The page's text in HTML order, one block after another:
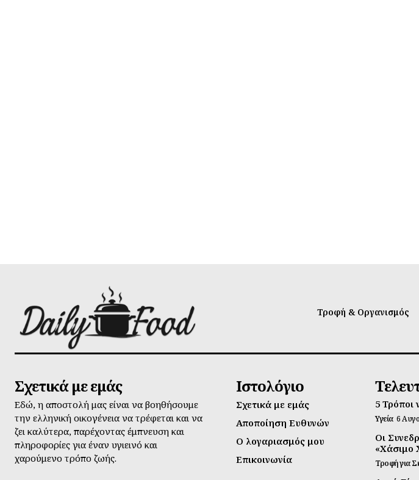
Τροφή & Οργανισμός
Σχετικά με εμάς
Εδώ, η αποστολή μας είναι να βοηθήσουμε
την ελληνική οικογένεια να τρέφεται και να
ζει καλύτερα, παρέχοντας έμπνευση και
πληροφορίες για έναν υγιεινό και
χαρούμενο τρόπο ζωής.
Ιστολόγιο
Σχετικά με εμάς
Αποποίηση Ευθυνών
Ο λογαριασμός μου
Επικοινωνία
5 Τρόποι
Υγεία 6
Οι
«Χάσιμο
Τροφή για